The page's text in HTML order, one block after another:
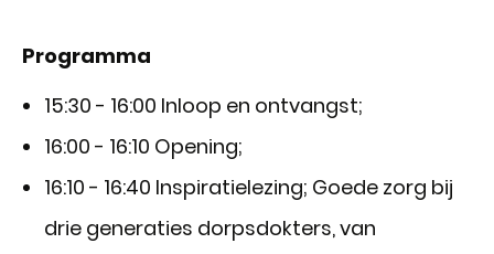
Programma
15:30 - 16:00 Inloop en ontvangst;
16:00 - 16:10 Opening;
16:10 - 16:40 Inspiratielezing; Goede zorg bij
drie generaties dorpsdokters, van